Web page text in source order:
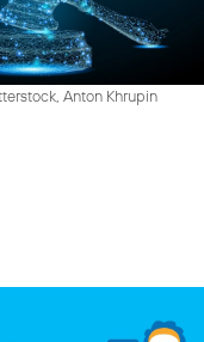
Anton Khrupin